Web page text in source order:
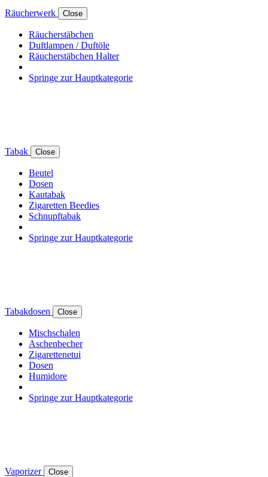
Räucherwerk Close
Räucherstäbchen
Duftlampen / Duftöle
Räucherstäbchen Halter
Springe zur Hauptkategorie
Tabak Close
Beutel
Dosen
Kautabak
Zigaretten Beedies
Schnupftabak
Springe zur Hauptkategorie
Tabakdosen Close
Mischschalen
Aschenbecher
Zigarettenetui
Dosen
Humidore
Springe zur Hauptkategorie
Vaporizer Close